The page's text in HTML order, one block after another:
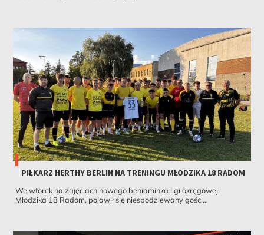
PIŁKARZ HERTHY BERLIN NA TRENINGU MŁODZIKA 18 RADOM
We wtorek na zajęciach nowego beniaminka ligi okręgowej
Młodzika 18 Radom, pojawił się niespodziewany gość....